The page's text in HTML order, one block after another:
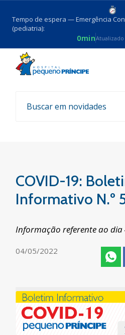
Tempo de espera — Emergência
(pediatria):
0minAtualizado
Voltar
Boletim COVID-
COVID-19:
Informativo N.º
Informação referente ao dia
04/05/2022